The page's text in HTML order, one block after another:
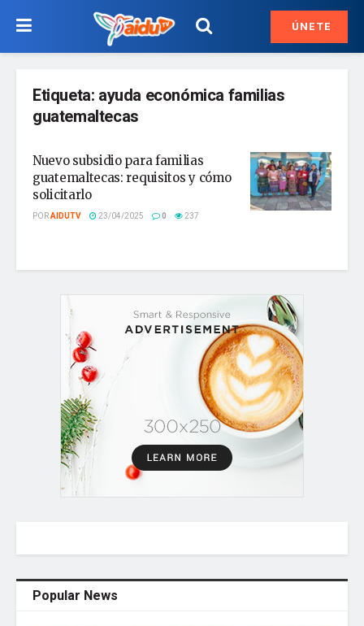
ÚNETE
Etiqueta: ayuda económica familias
guatemaltecas
Nuevo subsidio para familias
guatemaltecas: requisitos y cómo
solicitarlo
PORAIDUTV 23/04/2025 0 237
Popular News